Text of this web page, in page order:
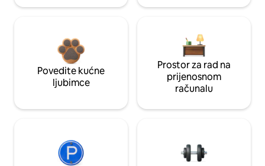
Povedite kućne
ljubimce
Prostor za rad na
prijenosnom
računalu